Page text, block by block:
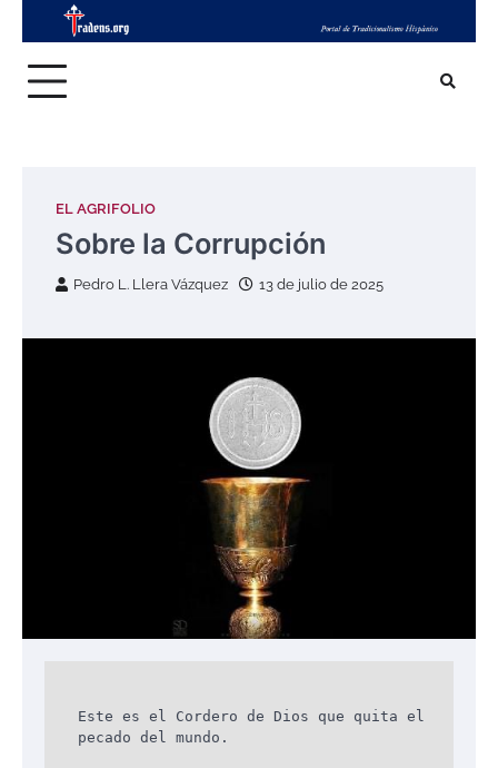
content
EL AGRIFOLIO
Sobre la Corrupción
Pedro L. Llera Vázquez 13 de julio de 2025
Este es el Cordero de Dios que quita el
pecado del mundo.